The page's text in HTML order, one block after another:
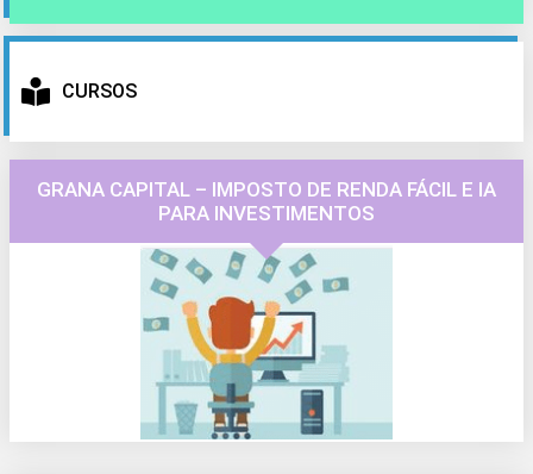
CURSOS
GRANA CAPITAL – IMPOSTO DE RENDA FÁCIL E IA
PARA INVESTIMENTOS